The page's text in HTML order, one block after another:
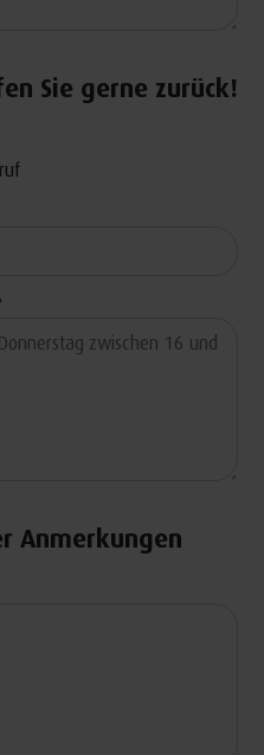
Sie gerne zurück!
Anmerkungen